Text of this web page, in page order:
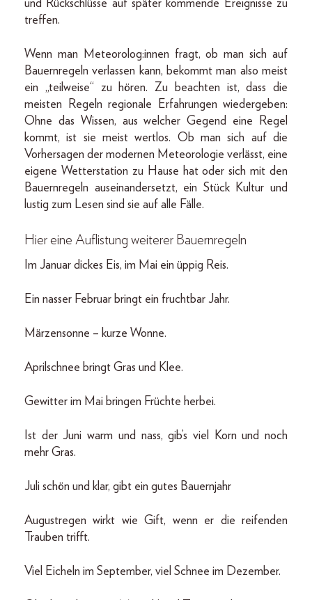
und Rückschlüsse auf später kommende Ereignisse zu
treffen.
Wenn man Meteorolog:innen fragt, ob man sich auf
Bauernregeln verlassen kann, bekommt man also meist
ein „teilweise“ zu hören. Zu beachten ist, dass die
meisten Regeln regionale Erfahrungen wiedergeben:
Ohne das Wissen, aus welcher Gegend eine Regel
kommt, ist sie meist wertlos. Ob man sich auf die
Vorhersagen der modernen Meteorologie verlässt, eine
eigene Wetterstation zu Hause hat oder sich mit den
Bauernregeln auseinandersetzt, ein Stück Kultur und
lustig zum Lesen sind sie auf alle Fälle.
Hier eine Auflistung weiterer Bauernregeln
Im Januar dickes Eis, im Mai ein üppig Reis.
Ein nasser Februar bringt ein fruchtbar Jahr.
Märzensonne – kurze Wonne.
Aprilschnee bringt Gras und Klee.
Gewitter im Mai bringen Früchte herbei.
Ist der Juni warm und nass, gib’s viel Korn und noch
mehr Gras.
Juli schön und klar, gibt ein gutes Bauernjahr
Augustregen wirkt wie Gift, wenn er die reifenden
Trauben trifft.
Viel Eicheln im September, viel Schnee im Dezember.